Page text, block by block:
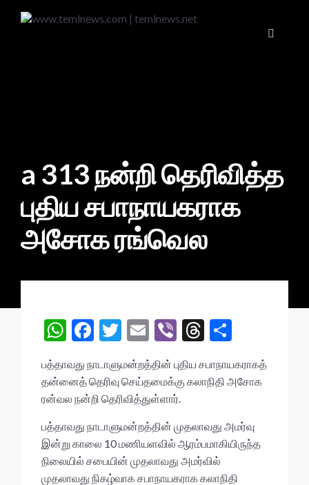
a 313 நன்றி தெரிவித்த
புதிய சபாநாயகராக
அசோக ரங்வெல
W
at
s
A
p
p
F
e
b
o
o
k
T
w
itt
er
E
ai
l
Vi
er
T
ea
ds
ar
e
பத்தாவது நாடாளுமன்றத்தின் புதிய சபாநாயகராகத்
தன்னைத் தெரிவு செய்தமைக்கு கலாநிதி அசோக
ரன்வல நன்றி தெரிவித்துள்ளார்.
பத்தாவது நாடாளுமன்றத்தின் முதலாவது அமர்வு
இன்று காலை 10 மணியளவில் ஆரம்பமாகியிருந்த
நிலையில் சபையின் முதலாவது அமர்வில்
முதலாவது நிகழ்வாக சபாநாயகராக கலாநிதி